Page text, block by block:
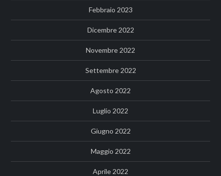
Febbraio 2023
Dicembre 2022
Novembre 2022
Settembre 2022
Agosto 2022
Luglio 2022
Giugno 2022
Maggio 2022
Aprile 2022